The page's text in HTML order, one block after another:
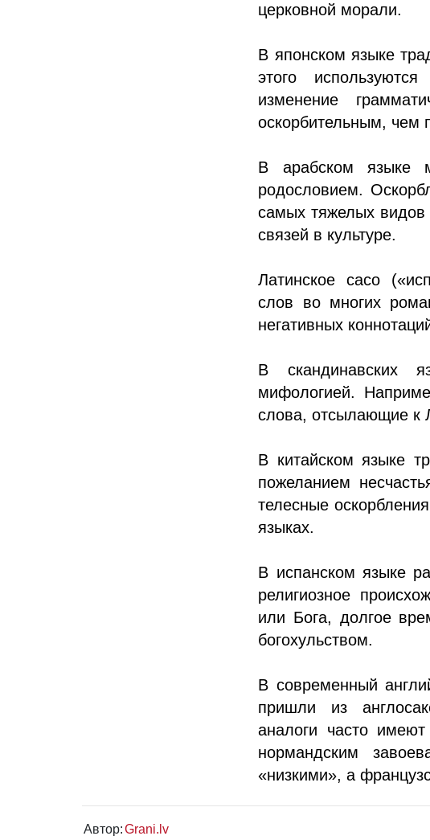
церковной морали.
В японском языке
этого
изменение
оскорбительным, чем
В арабском языке
родословием.
самых тяжелых видов
связей в культуре.
Латинское caco
слов во многих
негативных
В скандинавских
мифологией.
слова, отсылающие к
В китайском языке
пожеланием
телесные
языках.
В испанском языке
религиозное
или Бога, долгое
богохульством.
В современный
пришли из
аналоги часто
нормандским
«низкими», а
Автор:Grani.lv